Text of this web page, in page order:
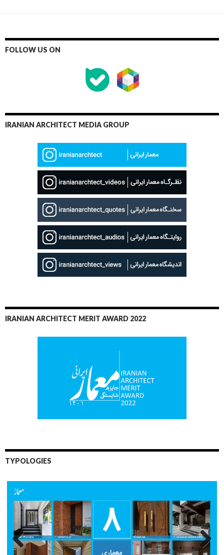
FOLLOW US ON
IRANIAN ARCHITECT MEDIA GROUP
IRANIAN ARCHITECT MERIT AWARD 2022
TYPOLOGIES
Previo
Next